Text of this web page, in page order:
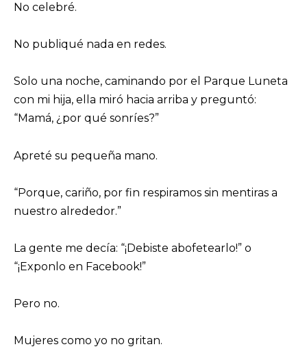
No celebré.
No publiqué nada en redes.
Solo una noche, caminando por el Parque Luneta
con mi hija, ella miró hacia arriba y preguntó:
“Mamá, ¿por qué sonríes?”
Apreté su pequeña mano.
“Porque, cariño, por fin respiramos sin mentiras a
nuestro alrededor.”
La gente me decía: “¡Debiste abofetearlo!” o
“¡Exponlo en Facebook!”
Pero no.
Mujeres como yo no gritan.